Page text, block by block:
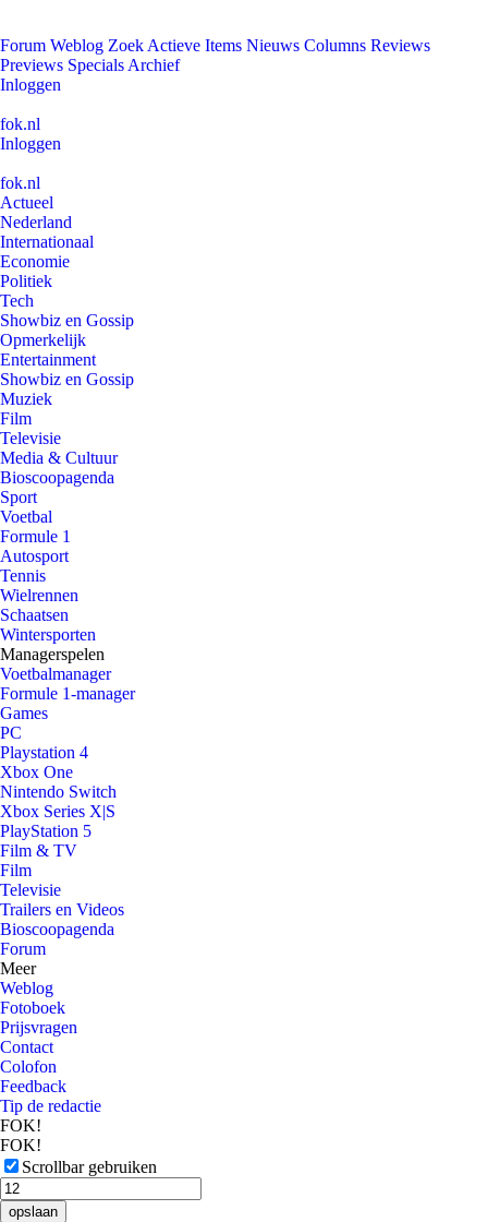
Forum Weblog Zoek Actieve Items Nieuws Columns Reviews
Previews Specials Archief
Inloggen
fok.nl
Inloggen
fok.nl
Actueel
Nederland
Internationaal
Economie
Politiek
Tech
Showbiz en Gossip
Opmerkelijk
Entertainment
Showbiz en Gossip
Muziek
Film
Televisie
Media & Cultuur
Bioscoopagenda
Sport
Voetbal
Formule 1
Autosport
Tennis
Wielrennen
Schaatsen
Wintersporten
Managerspelen
Voetbalmanager
Formule 1-manager
Games
PC
Playstation 4
Xbox One
Nintendo Switch
Xbox Series X|S
PlayStation 5
Film & TV
Film
Televisie
Trailers en Videos
Bioscoopagenda
Forum
Meer
Weblog
Fotoboek
Prijsvragen
Contact
Colofon
Feedback
Tip de redactie
FOK!
FOK!
Scrollbar gebruiken
opslaan